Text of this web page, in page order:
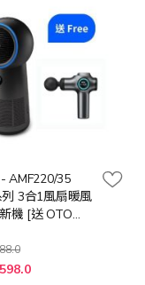
AMF220/35
3合1風扇暖風
機 [送 OTO
: $998)]